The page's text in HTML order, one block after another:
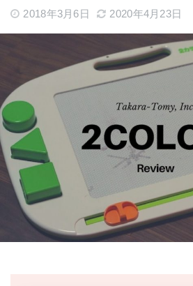
2018年3月6日 2020年4月23日